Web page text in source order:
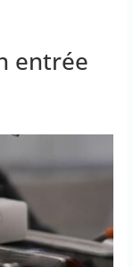
entrée